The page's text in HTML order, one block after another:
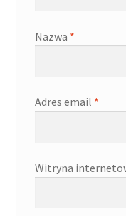
Nazwa *
Adres email *
Witryna